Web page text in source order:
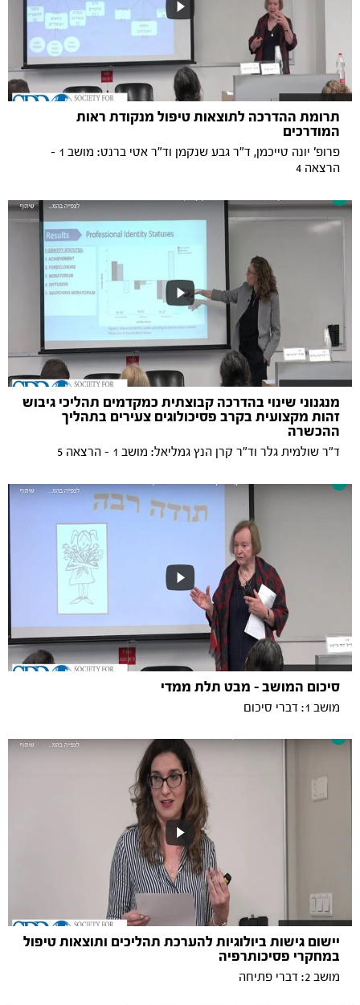
תרומת ההדרכה לתוצאות טיפול מנקודת ראות
המודרכים
פרופ' יונה טייכמן, ד"ר גבע שנקמן וד"ר אטי ברנט: מושב 1 -
הרצאה 4
מנגנוני שינוי בהדרכה קבוצתית כמקדמים תהליכי גיבוש
זהות מקצועית בקרב פסיכולוגים צעירים בתהליך
ההכשרה
ד"ר שולמית גלר וד"ר קרן הנץ גמליאל: מושב 1 - הרצאה 5
סיכום המושב - מבט תלת ממדי
מושב 1: דברי סיכום
יישום גישות ביולוגיות להערכת תהליכים ותוצאות טיפול
במחקרי פסיכותרפיה
מושב 2: דברי פתיחה